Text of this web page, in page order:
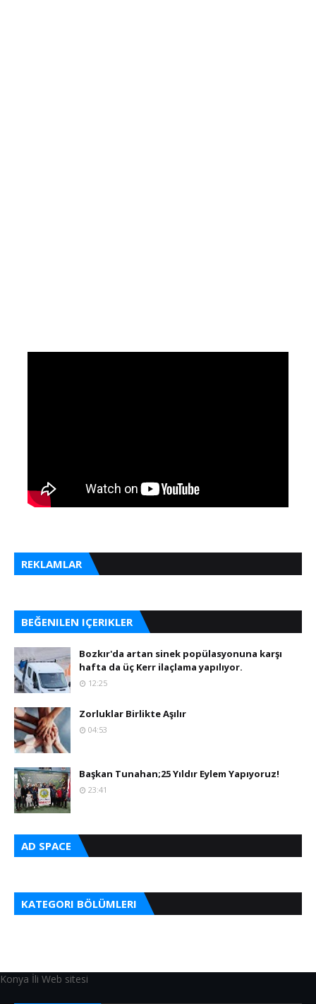
REKLAMLAR
BEĞENILEN IÇERIKLER
Bozkır'da artan sinek popülasyonuna karşı
hafta da üç Kerr ilaçlama yapılıyor.
12:25
Zorluklar Birlikte Aşılır
04:53
Başkan Tunahan;25 Yıldır Eylem Yapıyoruz!
23:41
AD SPACE
KATEGORI BÖLÜMLERI
Konya İli Web sitesi